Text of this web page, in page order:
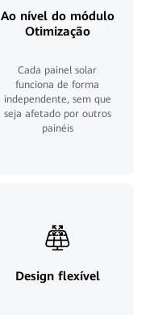
Ao nível do módulo
Otimização
Cada painel solar
funciona de forma
independente, sem que
seja afetado por outros
painéis
Design flexível